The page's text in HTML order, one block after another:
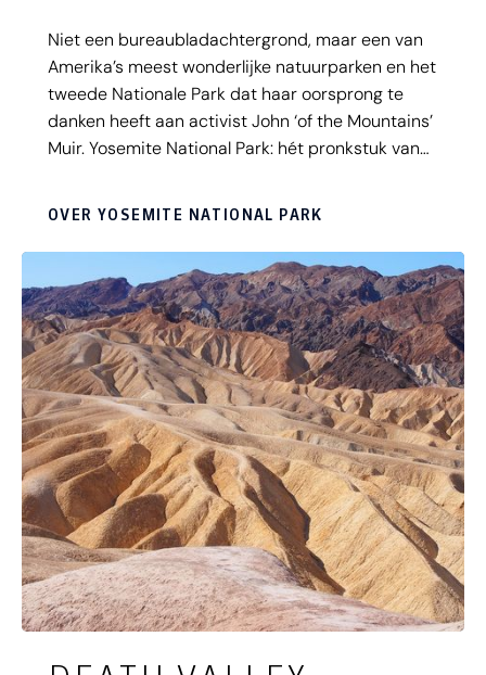
Niet een bureaubladachtergrond, maar een van
Amerika’s meest wonderlijke natuurparken en het
tweede Nationale Park dat haar oorsprong te
danken heeft aan activist John ‘of the Mountains’
Muir. Yosemite National Park: hét pronkstuk van
diersoorten, kolossale bergwanden en
denderende watervallen. Yosemite National Park
is bij uitstek een van de meest wonderlijke
plekken op aarde en haast een verplichte
tussenstop tijdens een rondreis door West
Amerika.
OVER YOSEMITE NATIONAL PARK